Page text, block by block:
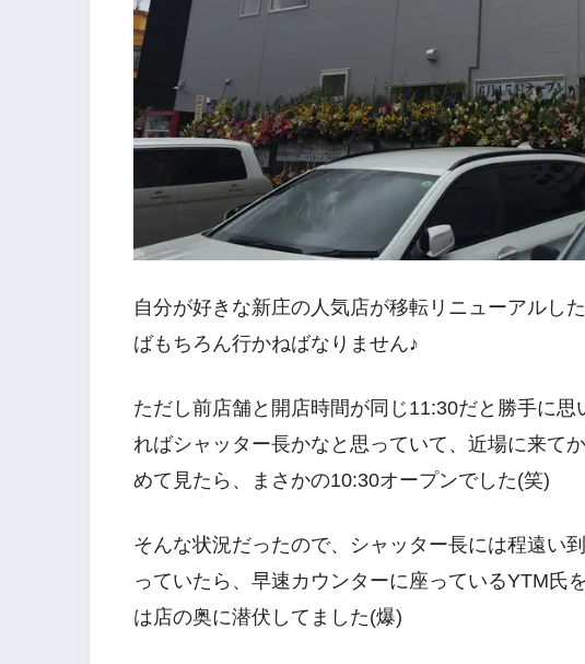
自分が好きな新庄の人気店が移転リニューアルし
ばもちろん行かねばなりません♪
ただし前店舗と開店時間が同じ11:30だと勝手に
ればシャッター長かなと思っていて、近場に来て
めて見たら、まさかの10:30オープンでした(笑)
そんな状況だったので、シャッター長には程遠い
っていたら、早速カウンターに座っているYTM氏
は店の奥に潜伏してました(爆)